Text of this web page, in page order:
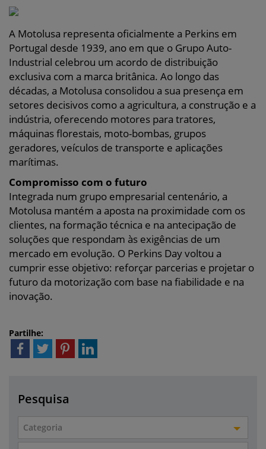
A Motolusa representa oficialmente a Perkins em
Portugal desde 1939, ano em que o Grupo Auto-
Industrial celebrou um acordo de distribuição
exclusiva com a marca britânica. Ao longo das
décadas, a Motolusa consolidou a sua presença em
setores decisivos como a agricultura, a construção e a
indústria, oferecendo motores para tratores,
máquinas florestais, moto-bombas, grupos
geradores, veículos de transporte e aplicações
marítimas.
Compromisso com o futuro
Integrada num grupo empresarial centenário, a
Motolusa mantém a aposta na proximidade com os
clientes, na formação técnica e na antecipação de
soluções que respondam às exigências de um
mercado em evolução. O Perkins Day voltou a
cumprir esse objetivo: reforçar parcerias e projetar o
futuro da motorização com base na fiabilidade e na
inovação.
Partilhe:
Pesquisa
Categoria